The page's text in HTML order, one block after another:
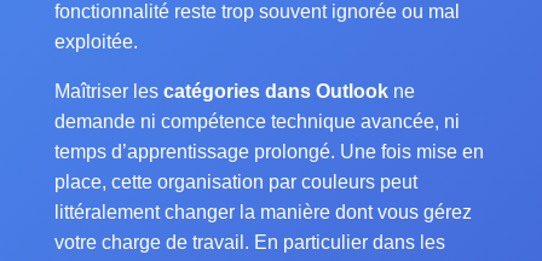
fonctionnalité reste trop souvent ignorée ou mal
exploitée.
Maîtriser les catégories dans Outlookne
demande ni compétence technique avancée, ni
temps d’apprentissage prolongé. Une fois mise en
place, cette organisation par couleurs peut
littéralement changer la manière dont vous gérez
votre charge de travail. En particulier dans les